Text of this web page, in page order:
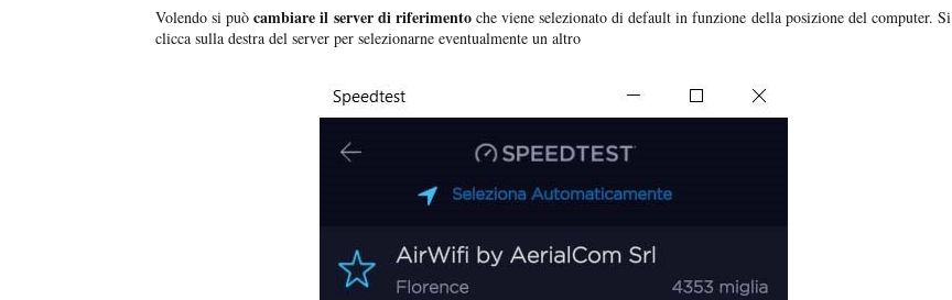
Volendo si puòcambiare il server di riferimentoche viene selezionato di default in funzione della posizione del computer. Si
clicca sulla destra del server per selezionarne eventualmente un altro